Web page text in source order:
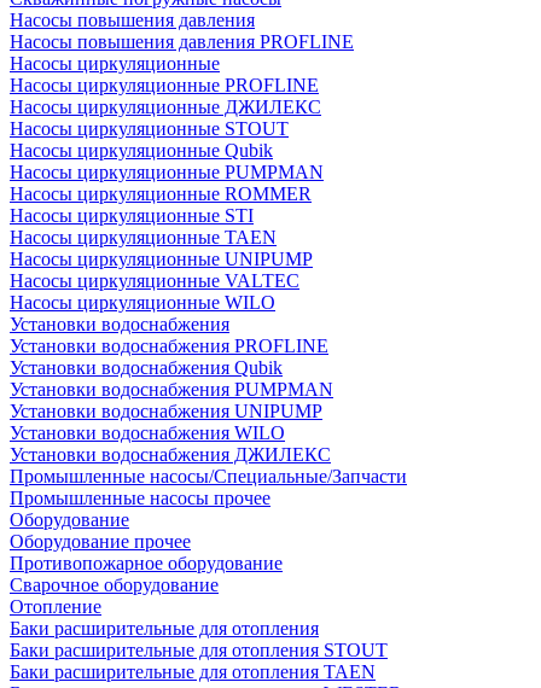
Насосы повышения давления
Насосы повышения давления PROFLINE
Насосы циркуляционные
Насосы циркуляционные PROFLINE
Насосы циркуляционные ДЖИЛЕКС
Насосы циркуляционные STOUT
Насосы циркуляционные Qubik
Насосы циркуляционные PUMPMAN
Насосы циркуляционные ROMMER
Насосы циркуляционные STI
Насосы циркуляционные TAEN
Насосы циркуляционные UNIPUMP
Насосы циркуляционные VALTEC
Насосы циркуляционные WILO
Установки водоснабжения
Установки водоснабжения PROFLINE
Установки водоснабжения Qubik
Установки водоснабжения PUMPMAN
Установки водоснабжения UNIPUMP
Установки водоснабжения WILO
Установки водоснабжения ДЖИЛЕКС
Промышленные насосы/Специальные/Запчасти
Промышленные насосы прочее
Оборудование
Оборудование прочее
Противопожарное оборудование
Сварочное оборудование
Отопление
Баки расширительные для отопления
Баки расширительные для отопления STOUT
Баки расширительные для отопления TAEN